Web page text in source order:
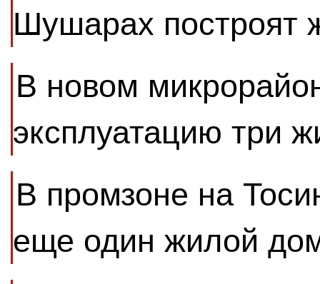
Шушарах построят
В новом
эксплуатацию три
В промзоне на
еще один жилой